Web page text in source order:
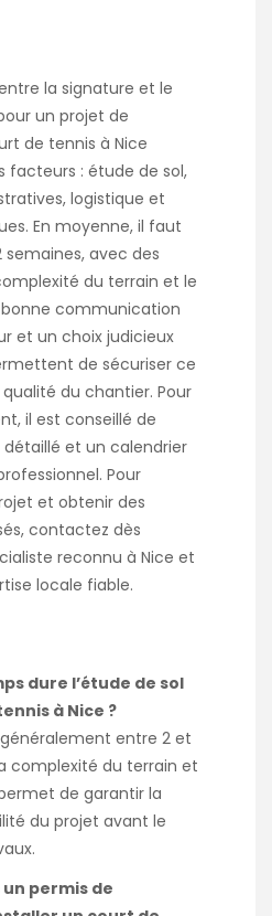
la signature et le
un projet de
de tennis à Nice
facteurs : étude de sol,
logistique et
En moyenne, il faut
semaines, avec des
du terrain et le
communication
et un choix judicieux
de sécuriser ce
qualité du chantier. Pour
il est conseillé de
et un calendrier
Pour
et obtenir des
contactez dès
reconnu à Nice et
locale fiable.
dure l’étude de sol
à Nice ?
généralement entre 2 et
complexité du terrain et
de garantir la
du projet avant le
permis de